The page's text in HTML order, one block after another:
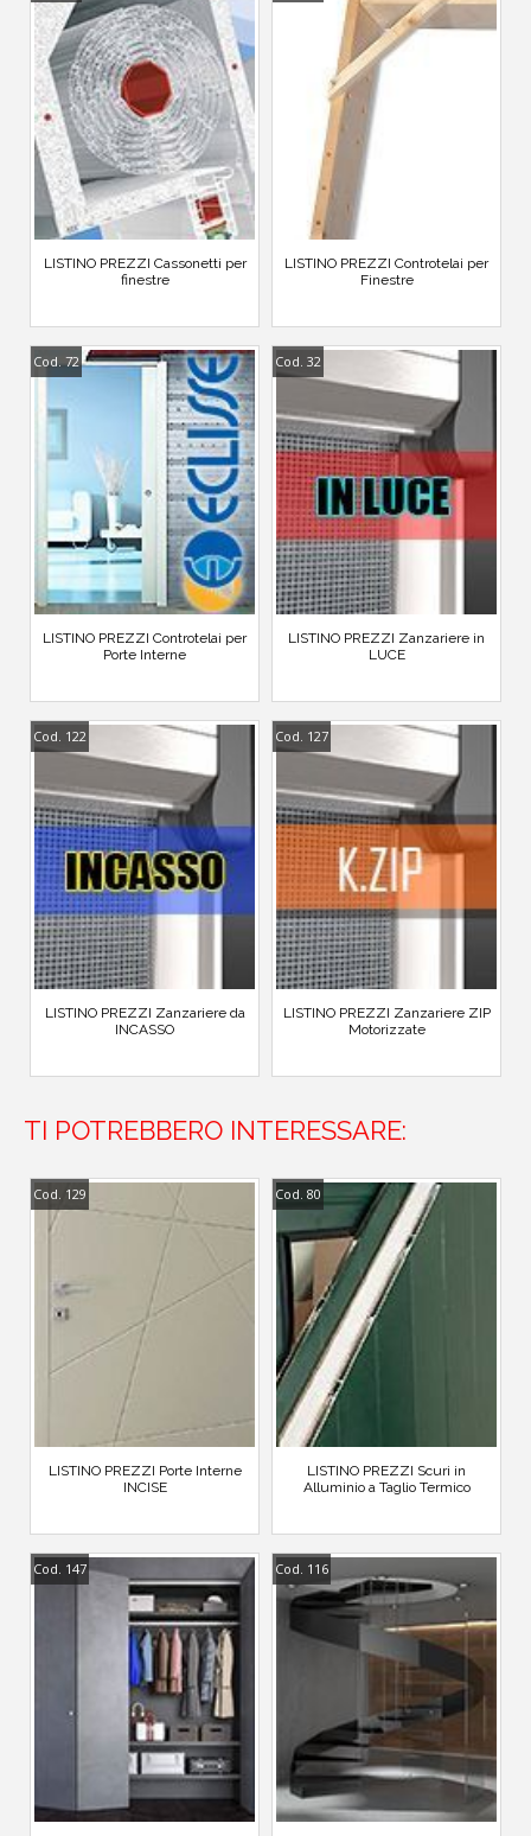
LISTINO PREZZI Cassonetti per
finestre
LISTINO PREZZI Controtelai per
Finestre
Cod. 72
LISTINO PREZZI Controtelai per
Porte Interne
Cod. 32
LISTINO PREZZI Zanzariere in
LUCE
Cod. 122
LISTINO PREZZI Zanzariere da
INCASSO
Cod. 127
LISTINO PREZZI Zanzariere ZIP
Motorizzate
TI POTREBBERO INTERESSARE:
Cod. 129
LISTINO PREZZI Porte Interne
INCISE
Cod. 80
LISTINO PREZZI Scuri in
Alluminio a Taglio Termico
Cod. 147 Cod. 116